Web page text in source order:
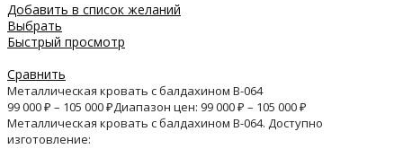
Добавить в список желаний
Выбрать
Быстрый просмотр
Сравнить
Металлическая кровать с балдахином B-064
99 000₽ – 105 000₽Диапазон цен: 99 000 ₽ – 105 000 ₽
Металлическая кровать с балдахином B-064. Доступно
изготовление: